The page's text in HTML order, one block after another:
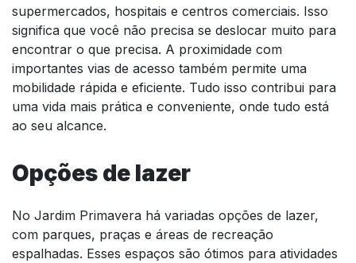
supermercados, hospitais e centros comerciais. Isso
significa que você não precisa se deslocar muito para
encontrar o que precisa. A proximidade com
importantes vias de acesso também permite uma
mobilidade rápida e eficiente. Tudo isso contribui para
uma vida mais prática e conveniente, onde tudo está
ao seu alcance.
Opções de lazer
No Jardim Primavera há variadas opções de lazer,
com parques, praças e áreas de recreação
espalhadas. Esses espaços são ótimos para atividades